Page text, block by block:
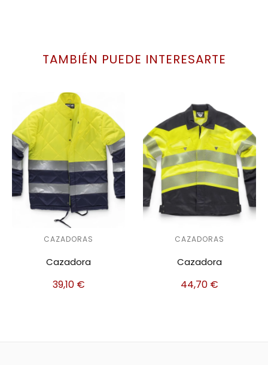
TAMBIÉN PUEDE INTERESARTE
CAZADORAS
Cazadora
39,10 €
CAZADORAS
Cazadora
44,70 €